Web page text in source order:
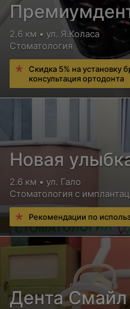
2.6 км • ул. Я.Коласа
Стоматология
Скидка 5% на установку
консультация ортодонта
Новая
2.6 км • ул. Гало
Стоматология с
Рекомендации по
Дента Смайл